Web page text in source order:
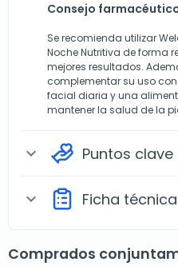
Consejo
Se recomienda utilizar
Noche Nutritiva de forma
mejores resultados.
complementar su uso
facial diaria y una
mantener la salud de la
expand_more Puntos clave
expand_more Ficha técnica
Comprados